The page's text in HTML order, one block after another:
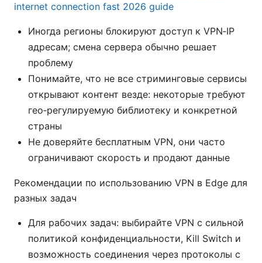
internet connection fast 2026 guide
Иногда регионы блокируют доступ к VPN‑IP
адресам; смена сервера обычно решает
проблему
Понимайте, что не все стриминговые сервисы
открывают контент везде: некоторые требуют
гео‑регулируемую библиотеку и конкретной
страны
Не доверяйте бесплатным VPN, они часто
ограничивают скорость и продают данные
Рекомендации по использованию VPN в Edge для
разных задач
Для рабочих задач: выбирайте VPN с сильной
политикой конфиденциальности, Kill Switch и
возможность соединения через протоколы с